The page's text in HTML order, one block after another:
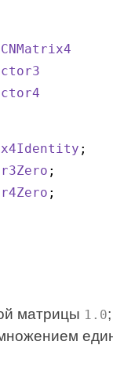
;
;
;
матрицы 1.0